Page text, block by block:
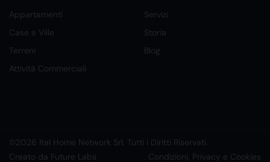
Appartamenti
Case e Ville
Terreni
Attività Commerciali
Servizi
Storia
Blog
©2026 Ital Home Network Srl. Tutti i Diritti Riservati.
Creato da Future Labs
Condizioni, Privacy e Cookies